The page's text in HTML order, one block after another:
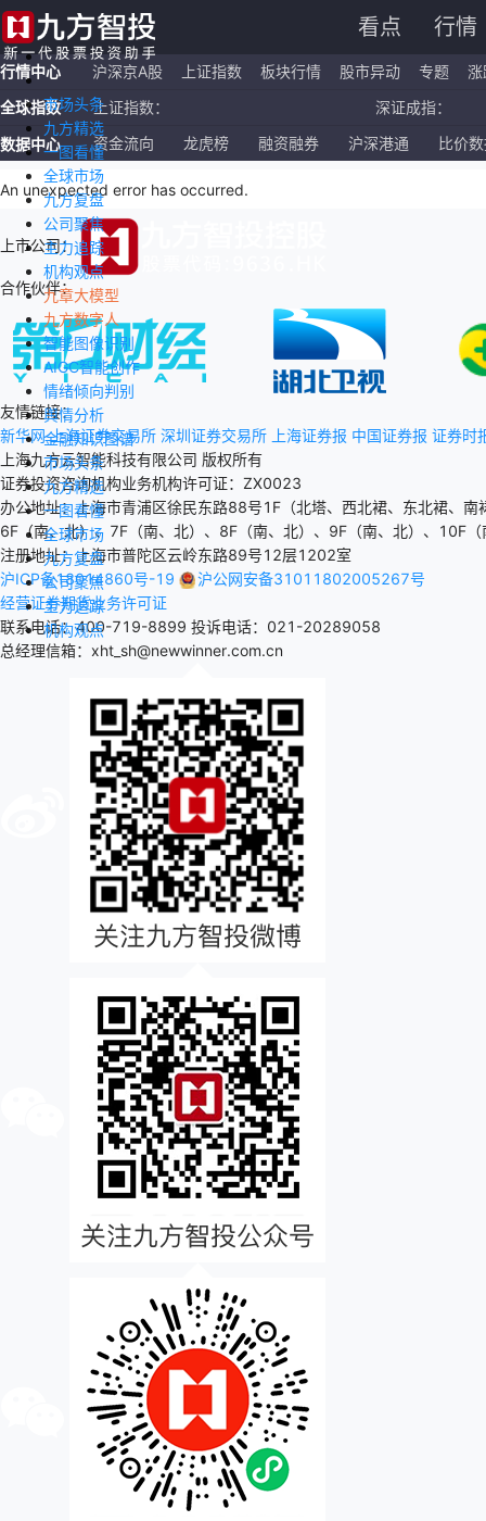
看点 行情
市场头条
九方精选
一图看懂
全球市场
九方复盘
公司聚焦
主力追踪
机构观点
九章大模型
九方数字人
智能图像识别
AIGC智能创作
情绪倾向判别
舆情分析
金融知识图谱
市场头条
九方精选
一图看懂
全球市场
九方复盘
公司聚焦
主力追踪
机构观点
行情中心 沪深京A股 上证指数 板块行情 股市异动 专题
涨
全球指数
上证指数：
深证成指：
恒生指数：
国企指数：
纳斯达克ETF：
数据中心 资金流向 龙虎榜 融资融券 沪深港通 比价
An unexpected error has occurred.
上市公司：
合作伙伴：
友情链接：
新华网 上海证券交易所 深圳证券交易所 上海证券报 中国证券报 证券时
上海九方云智能科技有限公司 版权所有
证券投资咨询机构业务机构许可证：ZX0023
办公地址：上海市青浦区徐民东路88号1F（北塔、西北裙、东北裙、
6F（南、北）、7F（南、北）、8F（南、北）、9F（南、北）、10F
注册地址：上海市普陀区云岭东路89号12层1202室
沪ICP备18014860号-19
沪公网安备31011802005267号
经营证券期货业务许可证
联系电话：400-719-8899 投诉电话：021-20289058
总经理信箱：xht_sh@newwinner.com.cn